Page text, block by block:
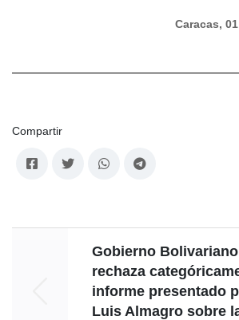
Caracas,
Compartir
Gobierno Bolivariano
rechaza
informe presentado
Luis Almagro sobre